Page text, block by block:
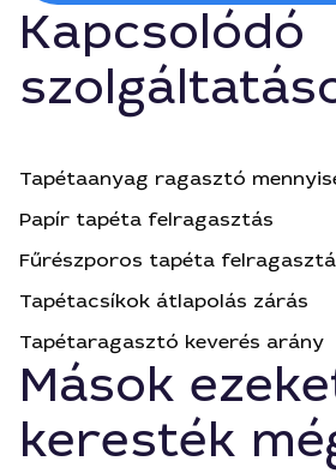
Kapcsolódó
Tapétaanyag ragasztó
Papír tapéta felragasztás
Fűrészporos tapéta
Tapétacsíkok átlapolás zárás
Tapétaragasztó keverés arány
Mások
keresték